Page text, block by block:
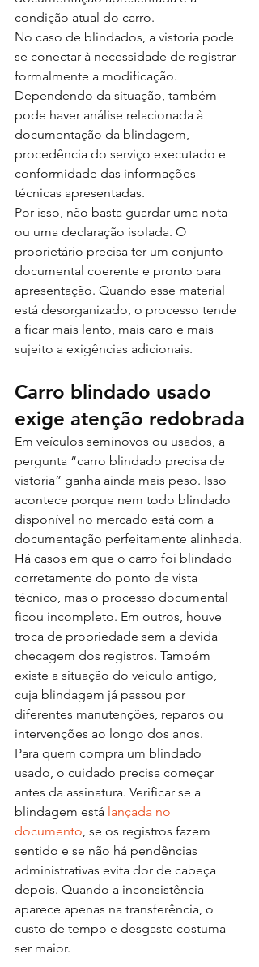
condição atual do carro.
No caso de blindados, a vistoria pode
se conectar à necessidade de registrar
formalmente a modificação.
Dependendo da situação, também
pode haver análise relacionada à
documentação da blindagem,
procedência do serviço executado e
conformidade das informações
técnicas apresentadas.
Por isso, não basta guardar uma nota
ou uma declaração isolada. O
proprietário precisa ter um conjunto
documental coerente e pronto para
apresentação. Quando esse material
está desorganizado, o processo tende
a ficar mais lento, mais caro e mais
sujeito a exigências adicionais.
Carro blindado usado
exige atenção redobrada
Em veículos seminovos ou usados, a
pergunta “carro blindado precisa de
vistoria” ganha ainda mais peso. Isso
acontece porque nem todo blindado
disponível no mercado está com a
documentação perfeitamente alinhada.
Há casos em que o carro foi blindado
corretamente do ponto de vista
técnico, mas o processo documental
ficou incompleto. Em outros, houve
troca de propriedade sem a devida
checagem dos registros. Também
existe a situação do veículo antigo,
cuja blindagem já passou por
diferentes manutenções, reparos ou
intervenções ao longo dos anos.
Para quem compra um blindado
usado, o cuidado precisa começar
antes da assinatura. Verificar se a
blindagem está lançada no
documento, se os registros fazem
sentido e se não há pendências
administrativas evita dor de cabeça
depois. Quando a inconsistência
aparece apenas na transferência, o
custo de tempo e desgaste costuma
ser maior.